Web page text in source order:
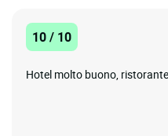
10 / 10
Hotel molto buono,